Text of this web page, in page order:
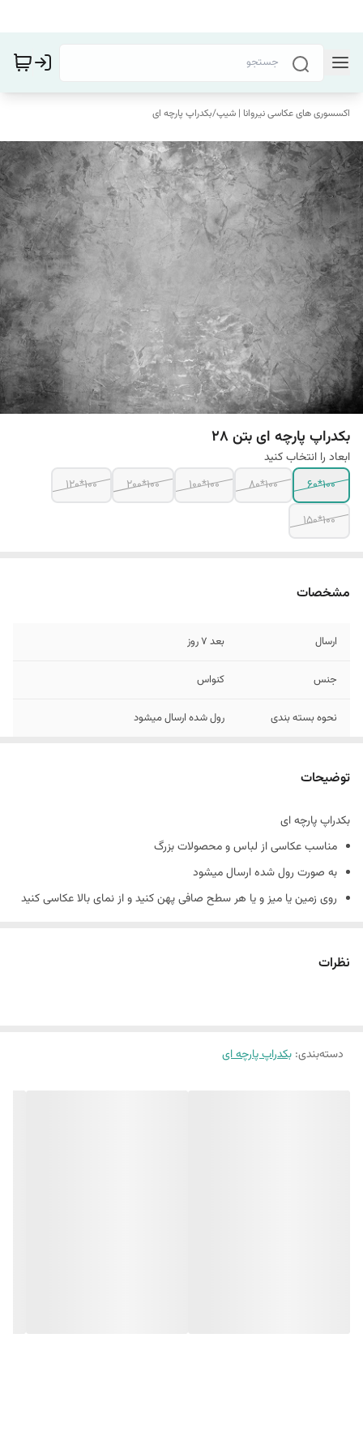
اکسسوری های عکاسی نیروانا | شیپ/بکدراپ پارچه ای
بکدراپ پارچه ای بتن 28
ابعاد را انتخاب کنید
100*60
100*80
100*100
100*200
100*120
100*150
مشخصات
ارسال بعد 7 روز
جنس کنواس
نحوه بسته بندی رول شده ارسال میشود
توضیحات
بکدراپ پارچه ای
مناسب عکاسی از لباس و محصولات بزرگ
به صورت رول شده ارسال میشود
روی زمین یا میز و یا هر سطح صافی پهن کنید و از نمای بالا عکاسی کنید
10 الی 15 درصد تفاوت در چاپ وجود دارد
نظرات
دسته‌بندی: بکدراپ پارچه ای